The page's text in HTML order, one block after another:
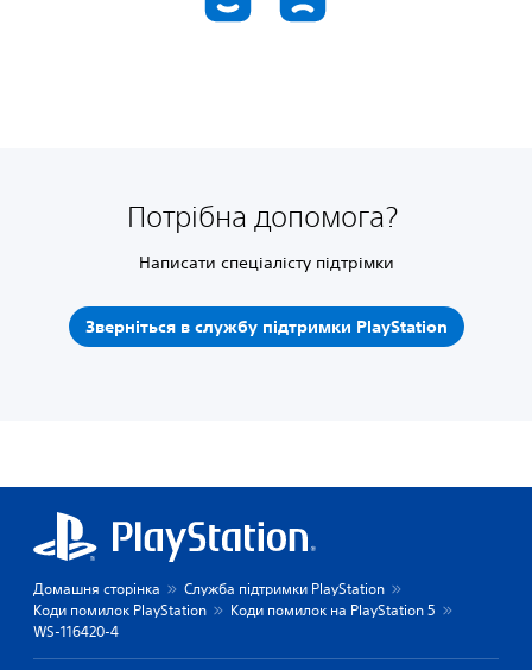
Потрібна допомога?
Написати спеціалісту підтрімки
Зверніться в службу підтримки PlayStation
Домашня сторінка
Служба підтримки PlayStation
Коди помилок PlayStation
Коди помилок на PlayStation 5
WS-116420-4